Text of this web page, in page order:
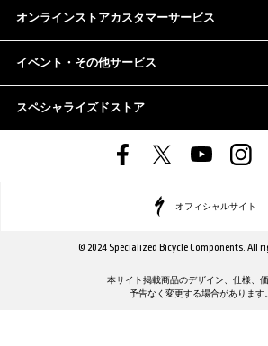
オンラインストアカスタマーサービス
イベント・その他サービス
スペシャライズドストア
オフィシャルサイト
© 2024 Specialized Bicycle Components. All
本サイト掲載商品のデザイン、仕様、
予告なく変更する場合があります。